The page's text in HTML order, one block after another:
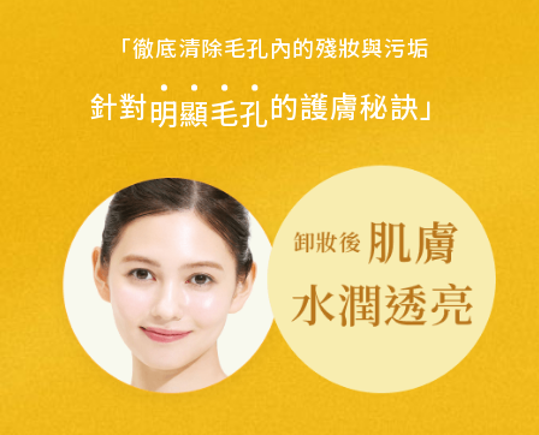
「徹底清除毛孔內的殘妝與污垢
針對明顯毛孔的護膚秘訣」